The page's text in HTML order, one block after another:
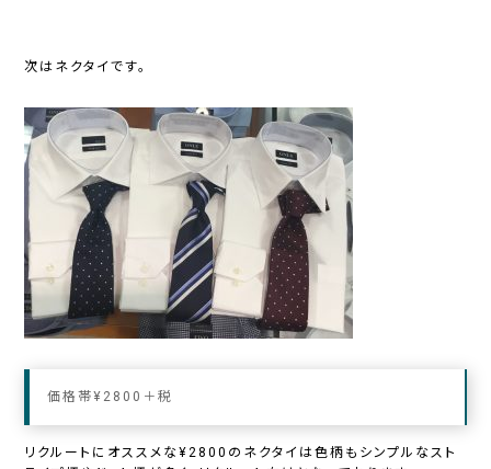
次はネクタイです。
価格帯¥2800＋税
リクルートにオススメな¥2800のネクタイは色柄もシンプルなスト